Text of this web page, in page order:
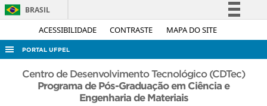
ACESSIBILIDADE CONTRASTE MAPA DO SITE
BRASIL
Simplifique!
Acesso à informação
Legislação
PORTAL UFPEL
ACESSO À INFORMAÇÃO
AUDITORIA
Centro de Desenvolvimento Tecnológico (CDTec)
Programa de Pós-Graduação em Ciência e
Engenharia de Materiais